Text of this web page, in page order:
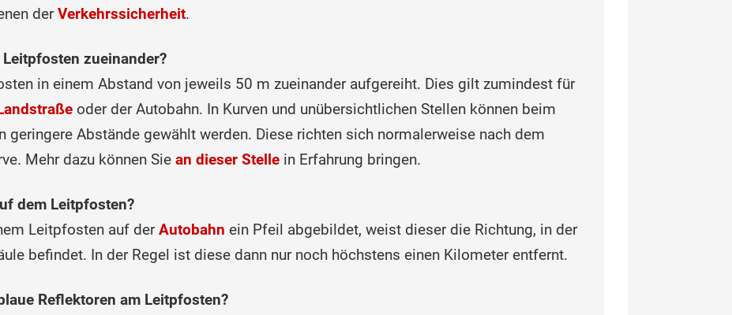
derVerkehrssicherheit.
zueinander?
in einem Abs‌tand von jeweils 50 m zueinander aufgereiht. Dies gilt zumindest für
oder der Auto‌bahn. In Kurven und unübersichtlichen Stellen können beim
Abstände gewählt werden. Diese richten sich normalerweise nach dem
Mehr dazu können Sie an dieser Stelle in Erfahrung bringen.
dem Leitpfosten?
Leitpfosten auf derAutobahn ein Pfeil abgebildet, weist dieser die Richtung, in der
befindet. In der Regel ist diese dann nur noch höchstens einen Kilometer entfernt.
Reflektoren am Leitpfosten?